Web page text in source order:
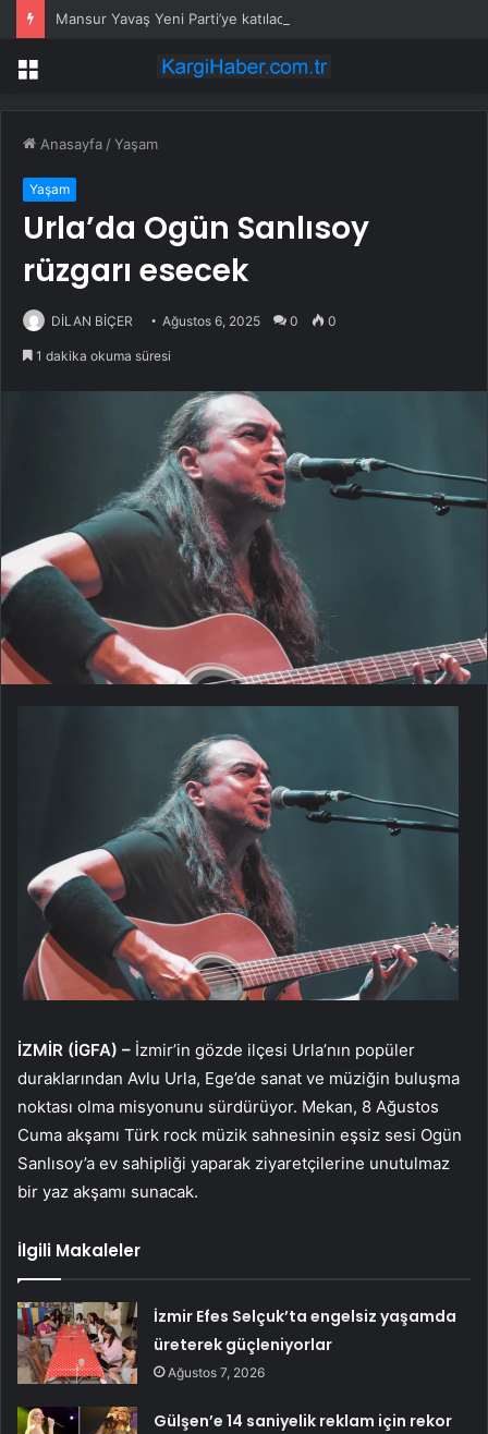
Menü
Anasayfa /Yaşam
Yaşam
Urla’da Ogün Sanlısoy
rüzgarı esecek
DİLAN BİÇER Ağustos 6, 2025 0 0
1 dakika okuma süresi
İZMİR (İGFA) – İzmir’in gözde ilçesi Urla’nın popüler
duraklarından Avlu Urla, Ege’de sanat ve müziğin buluşma
noktası olma misyonunu sürdürüyor. Mekan, 8 Ağustos
Cuma akşamı Türk rock müzik sahnesinin eşsiz sesi Ogün
Sanlısoy’a ev sahipliği yaparak ziyaretçilerine unutulmaz
bir yaz akşamı sunacak.
İlgili Makaleler
İzmir Efes Selçuk’ta engelsiz yaşamda
üreterek güçleniyorlar
Ağustos 7, 2026
Gülşen’e 14 saniyelik reklam için rekor